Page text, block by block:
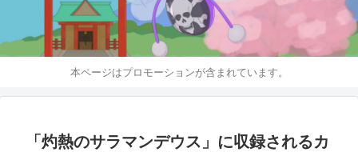
本ページはプロモーションが含まれています。
「灼熱のサラマンデウス」に収録されるカ